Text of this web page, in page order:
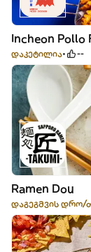
Incheon Pollo
დაკეტილია --
Ramen Dou
დაგეგმვის დრო/